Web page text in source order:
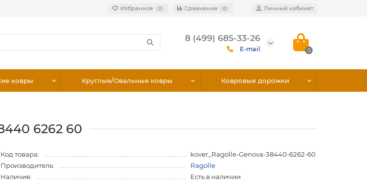
Избранное 0 Сравнение 0 Личный кабинет
8 (499) 685-33-26
E-mail 0
ковры Круглые/Овальные ковры Ковровые дорожки
6262 60
Код товара:
kover_Ragolle-Genova-38440-6262-60
Производитель:
Ragolle
Наличие:
Есть в наличии